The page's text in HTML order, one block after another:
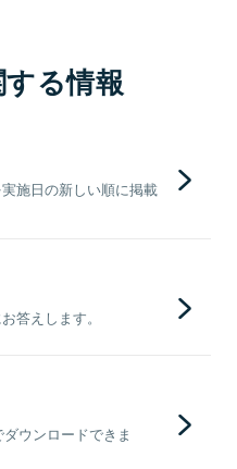
る情報
施日の新しい順に掲載
答えします。
ウンロードできま